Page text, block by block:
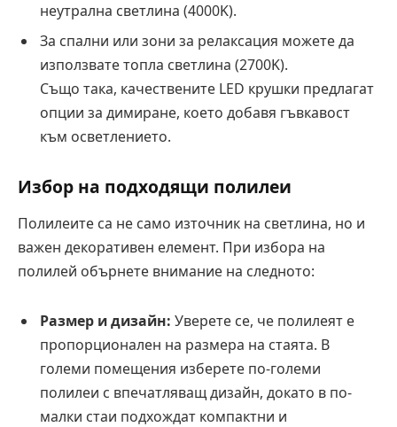
неутрална светлина (4000K).
За спални или зони за релаксация можете да
използвате топла светлина (2700K).
Също така, качествените LED крушки предлагат
опции за димиране, което добавя гъвкавост
към осветлението.
Избор на подходящи полилеи
Полилеите са не само източник на светлина, но и
важен декоративен елемент. При избора на
полилей обърнете внимание на следното:
Размер и дизайн: Уверете се, че полилеят е
пропорционален на размера на стаята. В
големи помещения изберете по-големи
полилеи с впечатляващ дизайн, докато в по-
малки стаи подхождат компактни и